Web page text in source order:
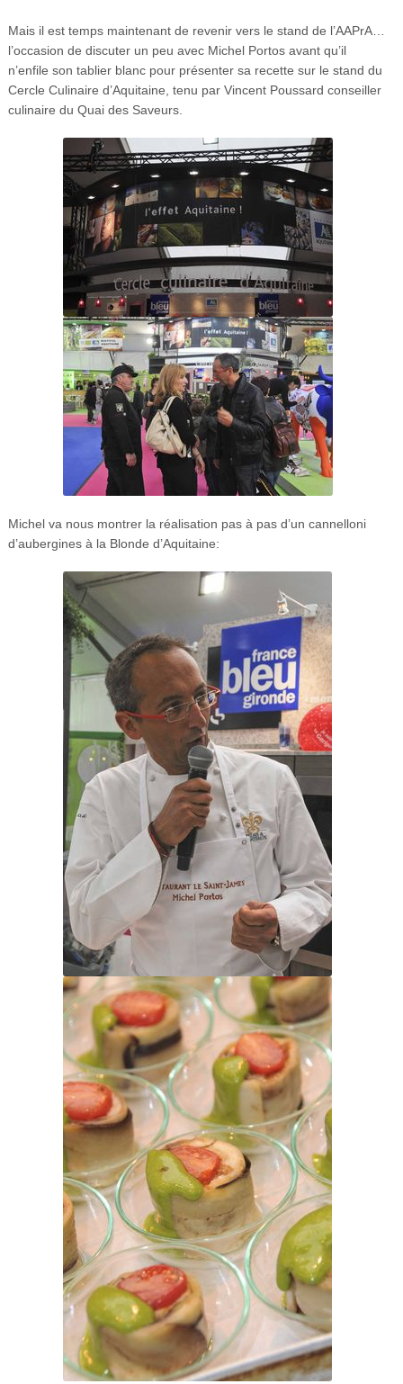
Mais il est temps maintenant de revenir vers le stand de l’AAPrA…
l’occasion de discuter un peu avec Michel Portos avant qu’il
n’enfile son tablier blanc pour présenter sa recette sur le stand du
Cercle Culinaire d’Aquitaine, tenu par Vincent Poussard conseiller
culinaire du Quai des Saveurs.
Michel va nous montrer la réalisation pas à pas d’un cannelloni
d’aubergines à la Blonde d’Aquitaine: